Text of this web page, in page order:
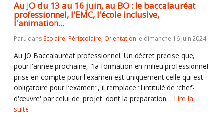
Au JO du 13 au 16 juin, au BO : le baccalauréat
professionnel, l'EMC, l'école inclusive,
l'animation...
Paru dans Scolaire, Périscolaire, Orientation le dimanche 16 juin 2024.
Au JO Baccalauréat professionnel. Un décret précise que,
pour l'année prochaine, "la formation en milieu professionnel
prise en compte pour l'examen est uniquement celle qui est
obligatoire pour l'examen", il remplace "l'intitulé de 'chef-
d'œuvre' par celui de 'projet' dont la préparation… Lire la
suite